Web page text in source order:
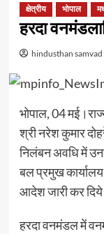
क्षेत्रीय भोपाल
हरदा
hindusthan samvad
भोपाल, 04
श्री नरेश कुमार
निलंबन अवधि में
बल प्रमुख
आदेश जारी कर
हरदा वनमंडल में